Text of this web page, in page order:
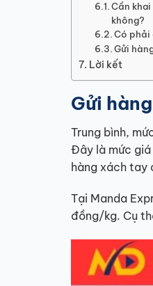
Cần
không?
Có phải
Gửi
Lời kết
Gửi
Trung bình,
Đây là mức giá
hàng xách tay
Tại Manda
đồng/kg. Cụ